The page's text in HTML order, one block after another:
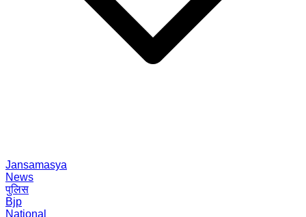
Jansamasya
News
पुलिस
Bjp
National